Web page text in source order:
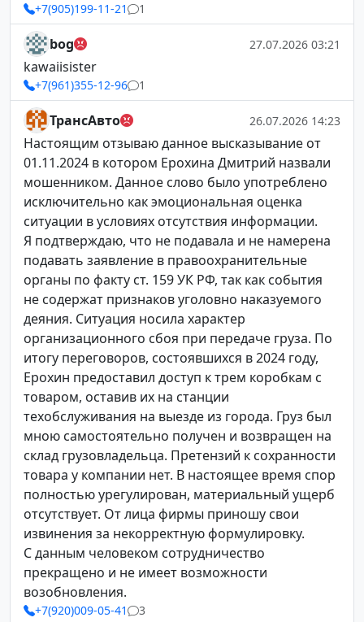
+7(905)199-11-21 1
bog 27.07.2026 03:21
kawaiisister
+7(961)355-12-96 1
ТрансАвто 26.07.2026 14:23
Настоящим отзываю данное высказывание от
01.11.2024 в котором Ерохина Дмитрий назвали
мошенником. Данное слово было употреблено
исключительно как эмоциональная оценка
ситуации в условиях отсутствия информации.
Я подтверждаю, что не подавала и не намерена
подавать заявление в правоохранительные
органы по факту ст. 159 УК РФ, так как события
не содержат признаков уголовно наказуемого
деяния. Ситуация носила характер
организационного сбоя при передаче груза. По
итогу переговоров, состоявшихся в 2024 году,
Ерохин предоставил доступ к трем коробкам с
товаром, оставив их на станции
техобслуживания на выезде из города. Груз был
мною самостоятельно получен и возвращен на
склад грузовладельца. Претензий к сохранности
товара у компании нет. В настоящее время спор
полностью урегулирован, материальный ущерб
отсутствует. От лица фирмы приношу свои
извинения за некорректную формулировку.
С данным человеком сотрудничество
прекращено и не имеет возможности
возобновления.
+7(920)009-05-41 3